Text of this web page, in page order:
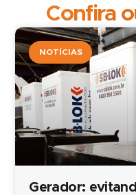
Confira
NOTÍCIAS
Gerador: